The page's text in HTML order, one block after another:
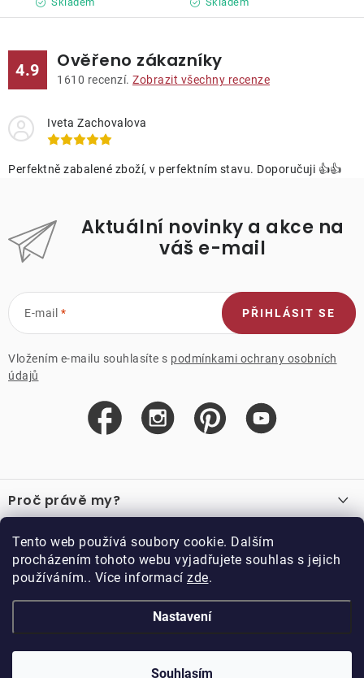
Tento web používá soubory cookie. Dalším
procházením tohoto webu vyjadřujete souhlas s jejich
používáním.. Více informací zde.
Nastavení
Souhlasím
4.9 Ověřeno zákazníky
1610 recenzí. Zobrazit všechny recenze
Iveta Zachovalova
Perfektně zabalené zboží, v perfektním stavu. Doporučuji 👍👍
Aktuální novinky a akce na
váš e-mail
E-mail
Vložením e-mailu souhlasíte s podmínkami ochrany osobních
údajů
PŘIHLÁSIT SE
á
p
a
Proč právě my?
Recenze
Důležité odkazy
Velkoobchod
Vzorková prodejna
Kariéra
Blog
O nákupu
Obchodní podmínky
Podmínky věrnostního programu
Doppler CZ spol. s.r.o.,
DOPPLER CZ spol. s r.o.. Všechna práva vyhrazena.